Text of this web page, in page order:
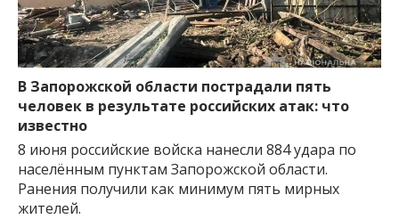
В Запорожской области пострадали пять
человек в результате российских атак: что
известно
8 июня российские войска нанесли 884 удара по
населённым пунктам Запорожской области.
Ранения получили как минимум пять мирных
жителей.